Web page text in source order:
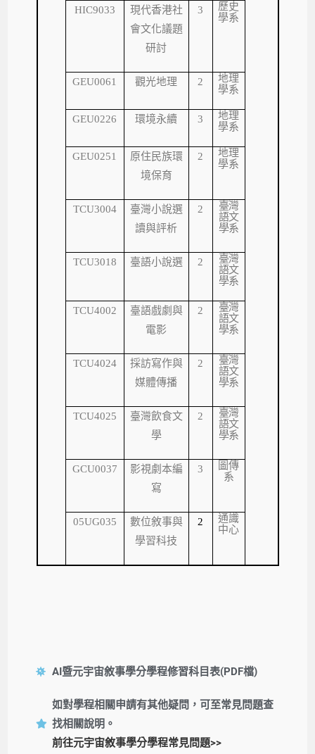
HIC9033
現代香港社
會文化議題
研討
3
歷史
學系
GEU0061 觀光地理 2
地理
學系
GEU0226 環境永續 3
地理
學系
GEU0251
原住民族環
境保育
2
地理
學系
TCU3004
臺灣小說選
讀與評析
2
臺灣
語文
學系
TCU3018 臺語小說選 2
臺灣
語文
學系
TCU4002
臺語戲劇與
電影
2
臺灣
語文
學系
TCU4024
採訪寫作與
媒體傳播
2
臺灣
語文
學系
TCU4025
臺灣飲食文
學
2
臺灣
語文
學系
GCU0037
影視劇本編
寫
3
圖傳
系
05UG035
數位敘事與
學習科技
2
通識
中心
AI暨元宇宙敘事學分學程​修習科目表(PDF檔)
如對學程相關申請有其他疑問，可至常見問題查
找相關說明。
前往元宇宙敘事學分學程常見問題>>